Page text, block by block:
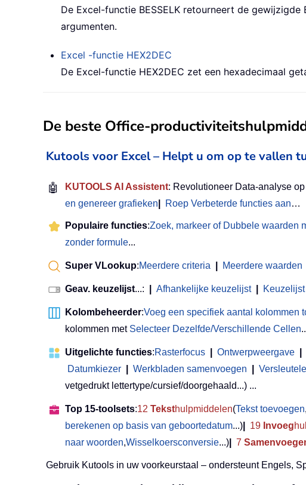
De Excel-functie BESSELK retourneert de
argumenten.
Excel -functie HEX2DEC
De Excel-functie HEX2DEC zet een hexadecimaal
De beste Office-
Kutools voor Excel – Helpt u om op te vallen
🤖 KUTOOLS AI Assistent: Revolutioneer Data-analyse
en genereer grafieken
Roep Verbeterde functies aan…
Populaire functies:Zoek, markeer of Dubbele waarden
zonder formule...
Super VLookup:Meerdere criteria Meerdere waarden
Geav. keuzelijst...: Afhankelijke keuzelijst
Kolombeheerder:Voeg een specifiek aantal kolommen
kolommen met Selecteer Dezelfde/Verschillende Cellen
Uitgelichte functies:Rasterfocus Ontwerpweergave
Datumkiezer
Werkbladen samenvoegen
vetgedrukt lettertype/cursief/doorgehaald...) ...
Top 15-toolsets:12 Teksthulpmiddelen(Tekst toevoegen,
berekenen op basis van geboortedatum...) 19 Invoeg
naar woorden,Wisselkoersconversie...) 7
Gebruik Kutools in uw voorkeurstaal – ondersteunt Engels,